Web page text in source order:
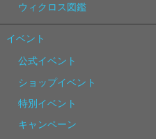
ウィクロス図鑑
イベント
公式イベント
ショップイベント
特別イベント
キャンペーン